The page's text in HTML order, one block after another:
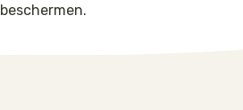
beschermen.